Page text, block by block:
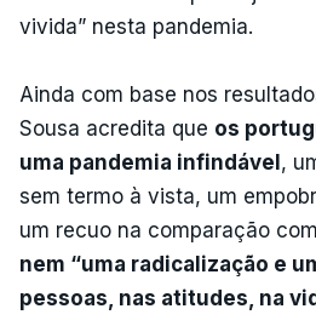
vivida” nesta pandemia.
Ainda com base nos
Sousa acredita que os
uma pandemia infindável,
sem termo à vista, um
um recuo na comparação
nem “uma radicalização e
pessoas, nas atitudes, na